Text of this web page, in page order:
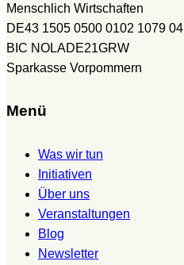
Menschlich Wirtschaften
DE43 1505 0500 0102 1079 04
BIC NOLADE21GRW
Sparkasse Vorpommern
Menü
Was wir tun
Initiativen
Über uns
Veranstaltungen
Blog
Newsletter